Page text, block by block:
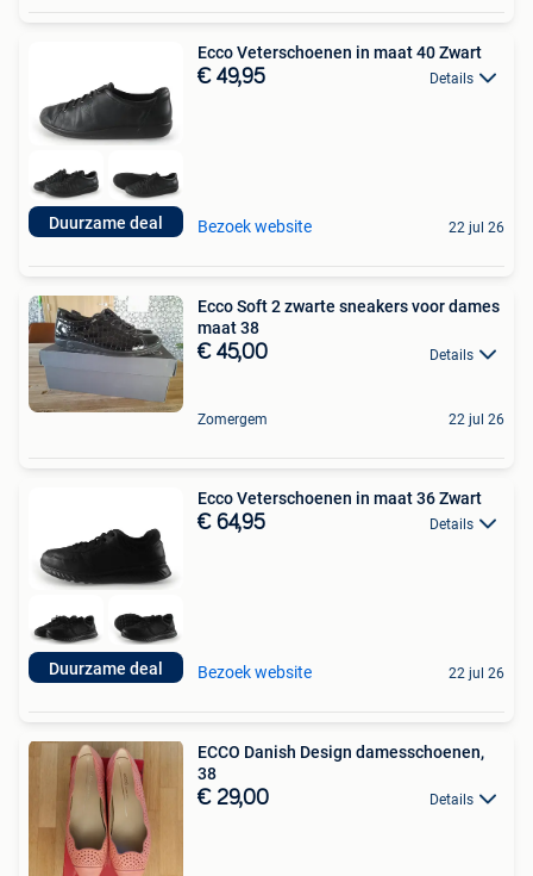
Duurzame deal
Ecco Veterschoenen in maat 40 Zwart
€ 49,95 Details
Bezoek website 22 jul 26
Ecco Soft 2 zwarte sneakers voor dames
maat 38
€ 45,00 Details
Zomergem 22 jul 26
Duurzame deal
Ecco Veterschoenen in maat 36 Zwart
€ 64,95 Details
Bezoek website 22 jul 26
ECCO Danish Design damesschoenen,
38
€ 29,00 Details